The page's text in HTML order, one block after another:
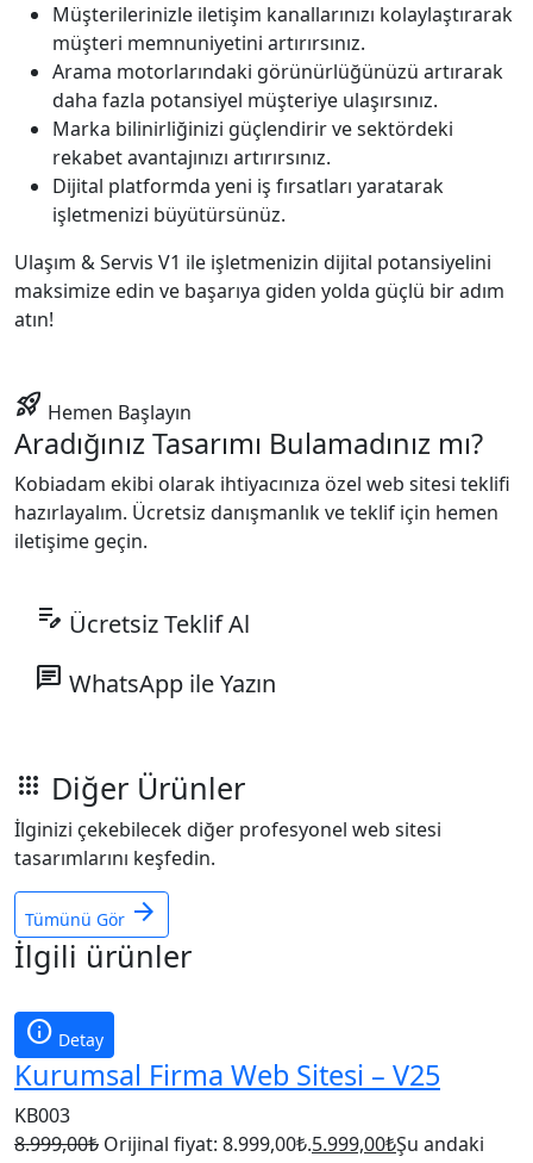
Müşterilerinizle iletişim kanallarınızı kolaylaştırarak
müşteri memnuniyetini artırırsınız.
Arama motorlarındaki görünürlüğünüzü artırarak
daha fazla potansiyel müşteriye ulaşırsınız.
Marka bilinirliğinizi güçlendirir ve sektördeki
rekabet avantajınızı artırırsınız.
Dijital platformda yeni iş fırsatları yaratarak
işletmenizi büyütürsünüz.
Ulaşım & Servis V1 ile işletmenizin dijital potansiyelini
maksimize edin ve başarıya giden yolda güçlü bir adım
atın!
rocket_launch Hemen Başlayın
Aradığınız Tasarımı Bulamadınız mı?
Kobiadam ekibi olarak ihtiyacınıza özel web sitesi teklifi
hazırlayalım. Ücretsiz danışmanlık ve teklif için hemen
iletişime geçin.
edit_note Ücretsiz Teklif Al
chat WhatsApp ile Yazın
apps Diğer Ürünler
İlginizi çekebilecek diğer profesyonel web sitesi
tasarımlarını keşfedin.
Tümünü Gör arrow_forward
İlgili ürünler
info Detay
Kurumsal Firma Web Sitesi – V25
KB003
8.999,00₺ Orijinal fiyat: 8.999,00₺.5.999,00₺Şu andaki